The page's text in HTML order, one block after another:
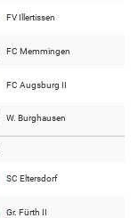
FV Illertissen
FC Memmingen
FC Augsburg II
W. Burghausen
SC Eltersdorf
Gr. Fürth II